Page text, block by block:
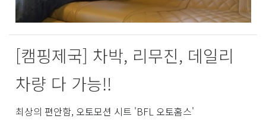
[캠핑제국] 차박, 리무진, 데일리
차량 다 가능!!
최상의 편안함, 오토모션 시트 'BFL 오토홈스'